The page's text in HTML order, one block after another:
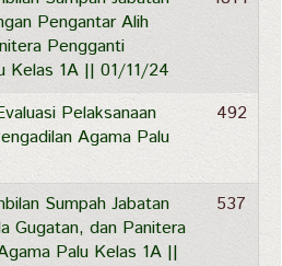
Pengantar Alih
Pengganti
Kelas 1A || 01/11/24
Pelaksanaan
Agama Palu
492
Sumpah Jabatan
Gugatan, dan Panitera
Palu Kelas 1A ||
537